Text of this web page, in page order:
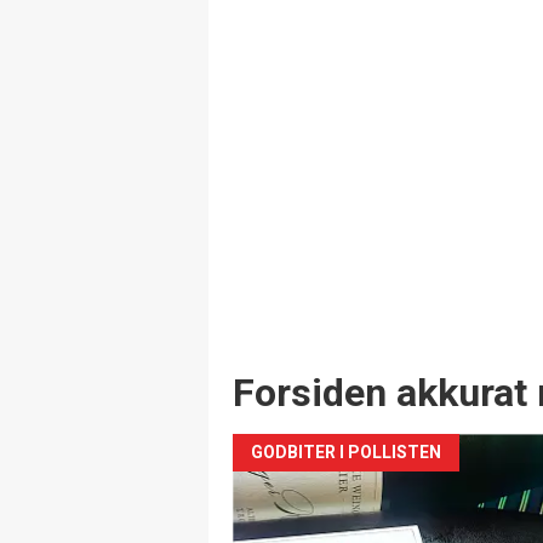
Forsiden akkurat
GODBITER I POLLISTEN